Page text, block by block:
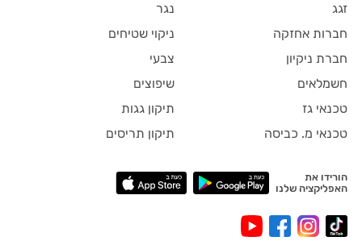
זגג
חברות אחזקה
חברת ניקיון
חשמלאים
טכנאי גז
טכנאי מ. כביסה
נגר
ניקוי שטיחים
צבעי
שיפוצים
תיקון גגות
תיקון תריסים
הורידו את
האפליקציה שלנו